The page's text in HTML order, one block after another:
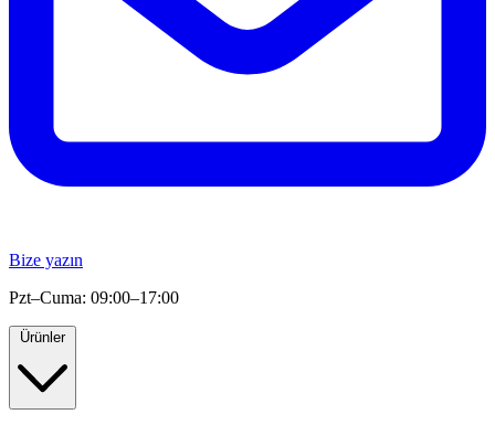
Bize yazın
Pzt–Cuma: 09:00–17:00
Ürünler